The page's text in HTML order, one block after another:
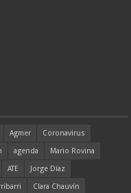
Agmer
Coronavirus
agenda
Mario Rovina
ATE
Jorge Díaz
Clara Chauvín